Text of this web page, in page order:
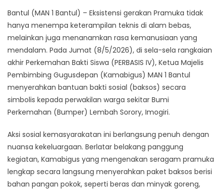
Bantul (MAN 1 Bantul) – Eksistensi gerakan Pramuka tidak
hanya menempa keterampilan teknis di alam bebas,
melainkan juga menanamkan rasa kemanusiaan yang
mendalam. Pada Jumat (8/5/2026), di sela-sela rangkaian
akhir Perkemahan Bakti Siswa (PERBASIS IV), Ketua Majelis
Pembimbing Gugusdepan (Kamabigus) MAN 1 Bantul
menyerahkan bantuan bakti sosial (baksos) secara
simbolis kepada perwakilan warga sekitar Bumi
Perkemahan (Bumper) Lembah Sorory, Imogiri.​
Aksi sosial kemasyarakatan ini berlangsung penuh dengan
nuansa kekeluargaan. Berlatar belakang panggung
kegiatan, Kamabigus yang mengenakan seragam pramuka
lengkap secara langsung menyerahkan paket baksos berisi
bahan pangan pokok, seperti beras dan minyak goreng,